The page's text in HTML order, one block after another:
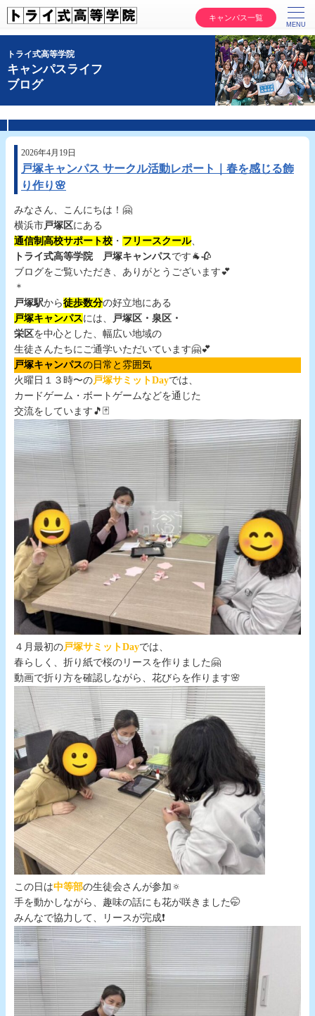
キャンパス一覧
トライ式高等学院
キャンパスライフ
ブログ
2026年4月19日
戸塚キャンパス サークル活動レポート｜春を感じる飾
り作り🌸
みなさん、こんにちは！🤗
横浜市戸塚区にある
通信制高校サポート校 ・ フリースクール、
トライ式高等学院
戸塚キャンパスです🐐🥀
ブログをご覧いただき、ありがとうございます💕
＊
戸塚駅から徒歩数分の好立地にある
戸塚キャンパスには、
戸塚区・泉区・
栄区を中心とした、幅広い地域の
生徒さんたちにご通学いただいています🤗💕
戸塚キャンパスの日常と雰囲気
火曜日１３時〜の戸塚サミットDayでは、
カードゲーム・ボートゲームなどを通じた
交流をしています🎵🃏
４月最初の戸塚サミットDayでは、
春らしく、折り紙で桜のリースを作りました🤗
動画で折り方を確認しながら、花びらを作ります🌸
この日は中等部の生徒会さんが参加🔅
手を動かしながら、趣味の話にも花が咲きました🤭
みんなで協力して、リースが完成❗